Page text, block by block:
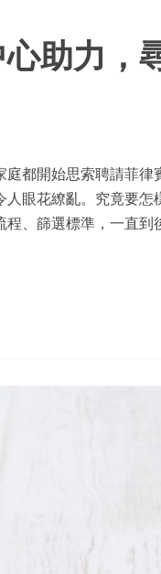
助力，
都開始思索聘請菲
眼花繚亂。究竟要
、篩選標準，一直